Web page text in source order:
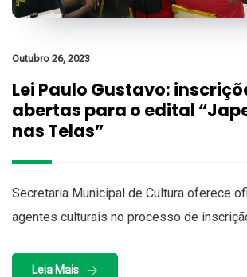
Outubro 26, 2023
Lei Paulo Gustavo:
abertas para o edital
nas Telas”
Secretaria Municipal de Cultura oferece
agentes culturais no processo de
Leia Mais